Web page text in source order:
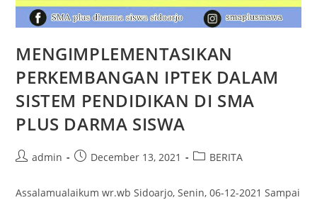
MENGIMPLEMENTASIKAN
PERKEMBANGAN IPTEK DALAM
SISTEM PENDIDIKAN DI SMA
PLUS DARMA SISWA
Postadmin
PostDecember 13, 2021
PostBERITA
Assalamualaikum wr.wb Sidoarjo, Senin, 06-12-2021 Sampai